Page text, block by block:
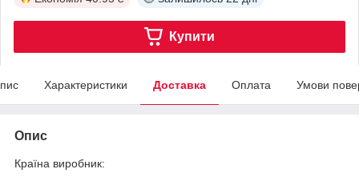
Купити
Характеристики Доставка Оплата Умови
Опис
Країна виробник: